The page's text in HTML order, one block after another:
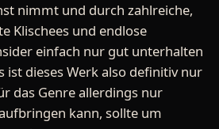
nimmt und durch zahlreiche,
Klischees und endlose
einfach nur gut unterhalten
ist dieses Werk also definitiv nur
das Genre allerdings nur
kann, sollte um